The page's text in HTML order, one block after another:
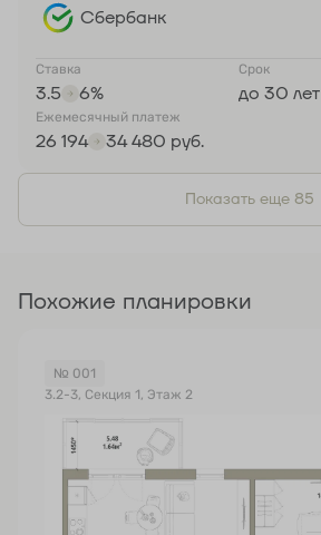
Сбербанк
Ставка
3.5 6%
Срок
до 30 лет
Ежемесячный платеж
26 194 34 480 руб.
Показать еще 85
Похожие планировки
№ 001
3.2-3, Секция 1, Этаж 2